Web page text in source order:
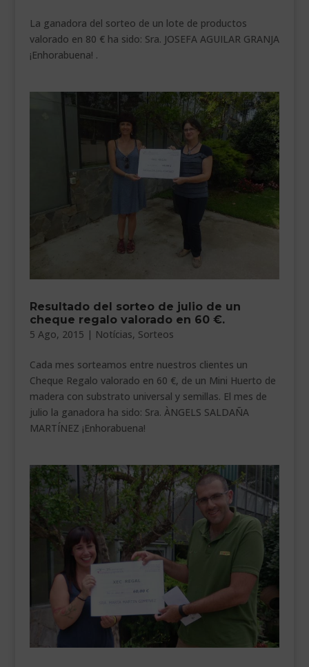
La ganadora del sorteo de un lote de productos
valorado en 80 € ha sido: Sra. JOSEFA AGUILAR GRANJA
¡Enhorabuena! .
Resultado del sorteo de julio de un
cheque regalo valorado en 60 €.
5 Ago, 2015 | Notícias, Sorteos
Cada mes sorteamos entre nuestros clientes un
Cheque Regalo valorado en 60 €, de un Mini Huerto de
madera con substrato universal y semillas. El mes de
julio la ganadora ha sido: Sra. ÀNGELS SALDAÑA
MARTÍNEZ ¡Enhorabuena!